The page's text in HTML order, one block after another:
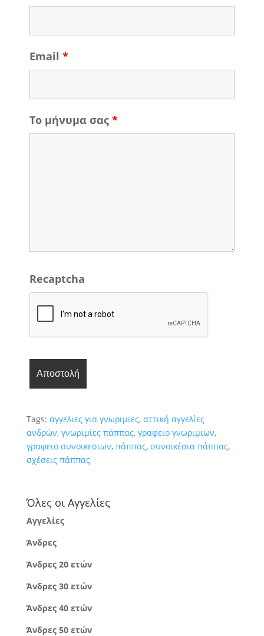
Email *
Το μήνυμα σας *
Recaptcha
Tags: αγγελιες για γνωριμιες, αττική αγγελίες
ανδρών, γνωριμίες πάππας, γραφειο γνωριμιων,
γραφειο συνοικεσιων, πάππας, συνοικέσια πάππας,
σχέσεις πάππας
Όλες οι Αγγελίες
Αγγελίες
Άνδρες
Άνδρες 20 ετών
Άνδρες 30 ετών
Άνδρες 40 ετών
Άνδρες 50 ετών